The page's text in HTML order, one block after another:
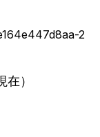
）